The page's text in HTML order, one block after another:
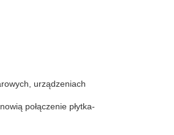
urządzeniach
połączenie płytka-